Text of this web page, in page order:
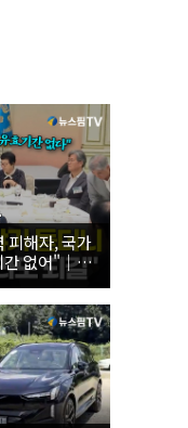
피해자, 국가
없어"｜
오찬